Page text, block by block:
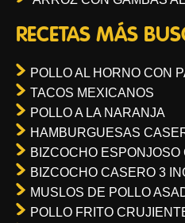
RECETAS MÁS
POLLO AL HORNO CON
TACOS MEXICANOS
POLLO A LA NARANJA
HAMBURGUESAS
BIZCOCHO ESPONJOSO
BIZCOCHO CASERO 3
MUSLOS DE POLLO
POLLO FRITO